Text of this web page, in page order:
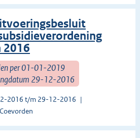
2016
per 01-01-2019
29-12-2016
2016 t/m 29-12-2016